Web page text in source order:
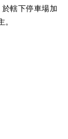
轄下停車場加